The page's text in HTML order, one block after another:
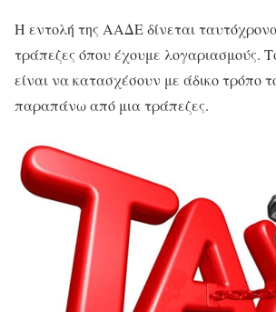
Η εντολή της ΑΑΔΕ δίνεται ταυτόχρονα
τράπεζες όπου έχουμε λογαριασμούς.
είναι να κατασχέσουν με άδικο τρόπο
παραπάνω από μια τράπεζες.